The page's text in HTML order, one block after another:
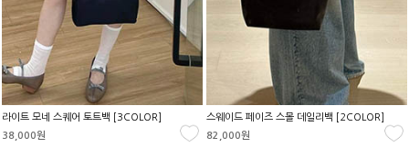
라이트 모네 스퀘어 토트백 [3COLOR]
38,000원
스웨이드 페이즈 스몰 데일리백 [2COLOR]
82,000원